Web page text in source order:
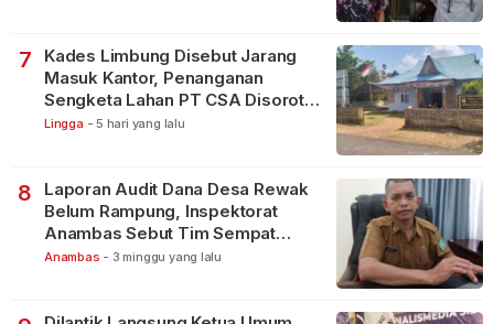
7
Kades Limbung Disebut Jarang
Masuk Kantor, Penanganan
Sengketa Lahan PT CSA Disorot
Warga
Lingga - 5 hari yang lalu
8
Laporan Audit Dana Desa Rewak
Belum Rampung, Inspektorat
Anambas Sebut Tim Sempat
Terbagi Tangani Kasus Lain
Anambas - 3 minggu yang lalu